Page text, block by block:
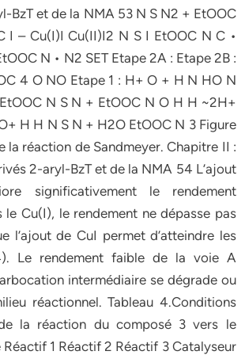
BzT et de la NMA 53 N S N2 + EtOOC
I – Cu(I)I Cu(II)I2 N S I EtOOC N C •
N • N2 SET Etape 2A : Etape 2B :
4 O NO Etape 1 : H+ O + H N HO N
N S N + EtOOC N O H H ~2H+
H H N S N + H2O EtOOC N 3 Figure
la réaction de Sandmeyer. Chapitre II :
2-aryl-BzT et de la NMA 54 L’ajout
significativement le rendement
le Cu(I), le rendement ne dépasse pas
l’ajout de CuI permet d’atteindre les
Le rendement faible de la voie A
intermédiaire se dégrade ou
réactionnel. Tableau 4.Conditions
la réaction du composé 3 vers le
1 Réactif 2 Réactif 3 Catalyseur